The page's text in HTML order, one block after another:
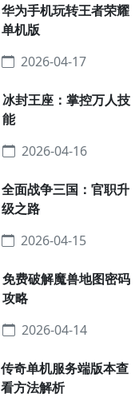
华为手机玩转王者荣耀
单机版
2026-04-17
冰封王座：掌控万人技
能
2026-04-16
全面战争三国：官职升
级之路
2026-04-15
免费破解魔兽地图密码
攻略
2026-04-14
传奇单机服务端版本查
看方法解析